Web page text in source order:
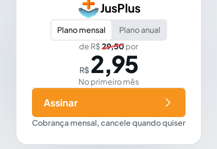
JusPlus
Plano mensal
Plano anual
de R$29,50por
R$ 2,95
No primeiro mês
Cobrança mensal, cancele quando quiser
Assinar